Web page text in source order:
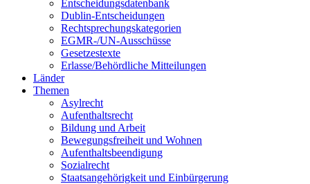
Entscheidungsdatenbank
Dublin-Entscheidungen
Rechtsprechungskategorien
EGMR-/UN-Ausschüsse
Gesetzestexte
Erlasse/Behördliche Mitteilungen
Länder
Themen
Asylrecht
Aufenthaltsrecht
Bildung und Arbeit
Bewegungsfreiheit und Wohnen
Aufenthaltsbeendigung
Sozialrecht
Staatsangehörigkeit und Einbürgerung